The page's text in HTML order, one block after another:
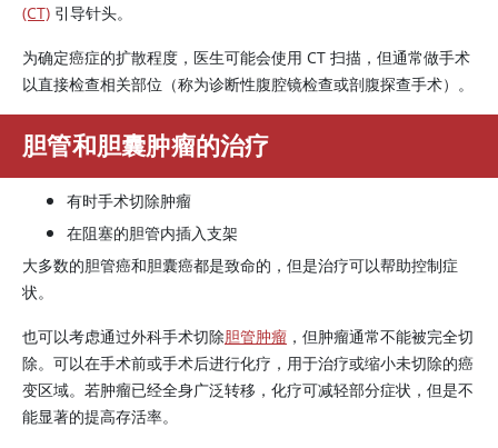
(CT) 引导针头。
为确定癌症的扩散程度，医生可能会使用 CT 扫描，但通常做手术
以直接检查相关部位（称为诊断性腹腔镜检查或剖腹探查手术）。
胆管和胆囊肿瘤的治疗
有时手术切除肿瘤
在阻塞的胆管内插入支架
大多数的胆管癌和胆囊癌都是致命的，但是治疗可以帮助控制症
状。
也可以考虑通过外科手术切除胆管肿瘤 ，但肿瘤通常不能被完全切
除。可以在手术前或手术后进行化疗，用于治疗或缩小未切除的癌
变区域。若肿瘤已经全身广泛转移，化疗可减轻部分症状，但是不
能显著的提高存活率。